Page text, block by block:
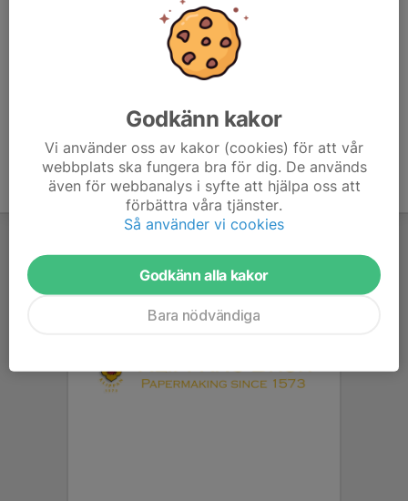
Godkänn kakor
Vi använder oss av kakor (cookies) för att vår
webbplats ska fungera bra för dig. De används
även för webbanalys i syfte att hjälpa oss att
förbättra våra tjänster.
Så använder vi cookies
Godkänn alla kakor
Bara nödvändiga